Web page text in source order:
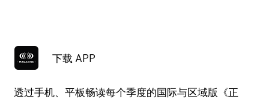
下载 APP
透过手机、平板畅读每个季度的国际与区域版《正